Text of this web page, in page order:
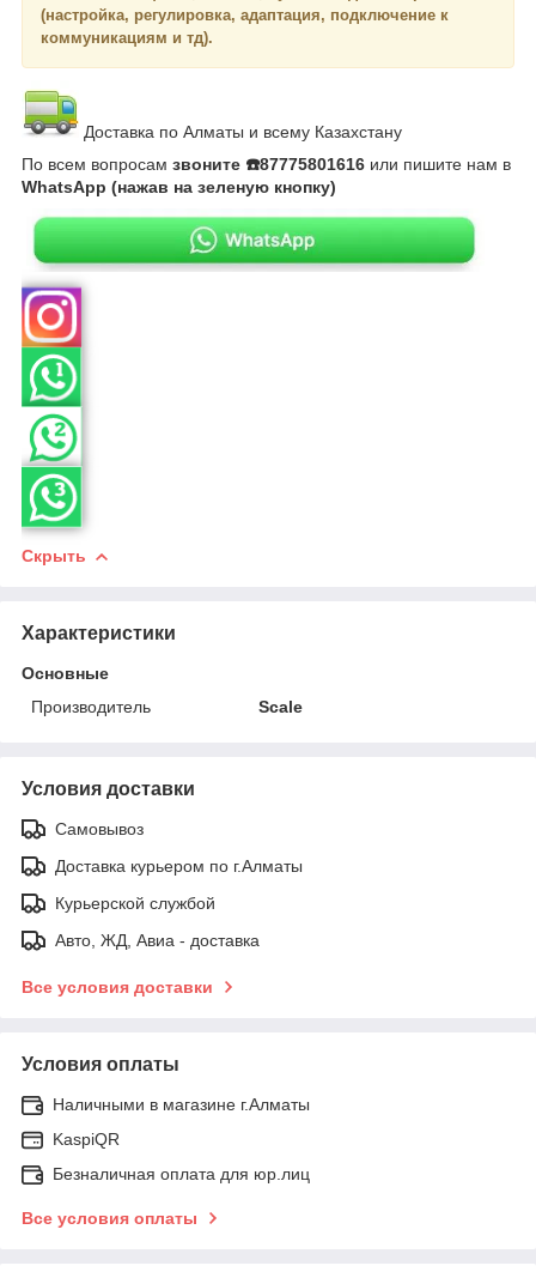
(настройка, регулировка, адаптация, подключение к
коммуникациям и тд).
Доставка по Алматы и всему Казахстану
По всем вопросам звоните ☎️87775801616 или пишите нам в
WhatsApp (нажав на зеленую кнопку)
Скрыть
Характеристики
Основные
Производитель
Scale
Условия доставки
Самовывоз
Доставка курьером по г.Алматы
Курьерской службой
Авто, ЖД, Авиа - доставка
Все условия доставки
Условия оплаты
Наличными в магазине г.Алматы
KaspiQR
Безналичная оплата для юр.лиц
Все условия оплаты